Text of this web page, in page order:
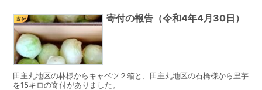
寄付 寄付の報告（令和4年4月30日）
田主丸地区の林様からキャベツ２箱と、田主丸地区の石橋様から里芋
を15キロの寄付がありました。